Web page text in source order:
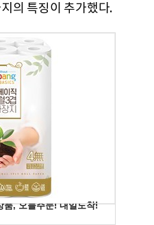
의 특징이 추가했다.